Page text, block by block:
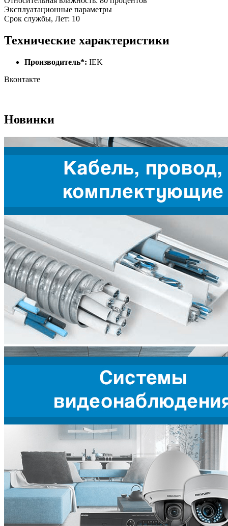
Эксплуатационные параметры
Срок службы, Лет: 10
Технические характеристики
Производитель*: IEK
Вконтакте
Новинки